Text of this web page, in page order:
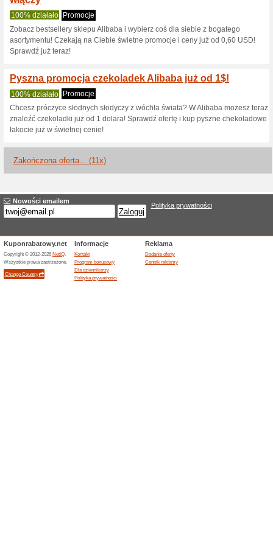
po modowe dodatki - znajdź
cenach i rozpocznij zakupy
Elektronika w
100% działało Promocje
innych w ofercie elektroniki!
Najlepsze oferty w e-